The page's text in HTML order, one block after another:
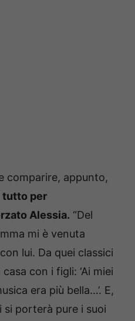
comparire, appunto,
tutto per
Alessia. “Del
mi è venuta
lui. Da quei classici
con i figli: ‘Ai miei
era più bella…’. E,
si porterà pure i suoi